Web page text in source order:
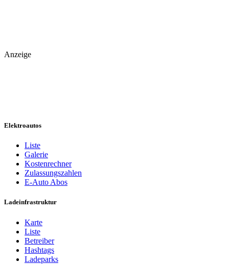
Anzeige
Elektroautos
Liste
Galerie
Kostenrechner
Zulassungszahlen
E-Auto Abos
Ladeinfrastruktur
Karte
Liste
Betreiber
Hashtags
Ladeparks